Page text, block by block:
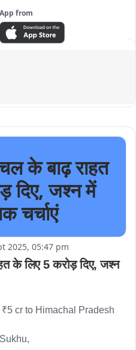
from
के बाढ़ राहत
दिए, जश्न में
चर्चाएं
2025, 05:47 pm
के लिए 5 करोड़ दिए, जश्न
cr to Himachal Pradesh